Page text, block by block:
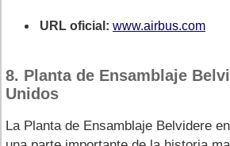
URL oficial: www.airbus.com
8. Planta de Ensamblaje
Unidos
La Planta de Ensamblaje Belvidere